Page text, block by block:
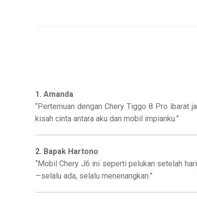
1. Amanda
“Pertemuan dengan Chery Tiggo 8 Pro ibarat
kisah cinta antara aku dan mobil impianku.”
2. Bapak Hartono
“Mobil Chery J6 ini seperti pelukan setelah
—selalu ada, selalu menenangkan.”